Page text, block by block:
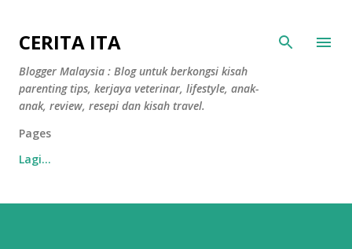
CERITA ITA
Blogger Malaysia : Blog untuk berkongsi kisah
parenting tips, kerjaya veterinar, lifestyle, anak-
anak, review, resepi dan kisah travel.
Pages
Lagi…